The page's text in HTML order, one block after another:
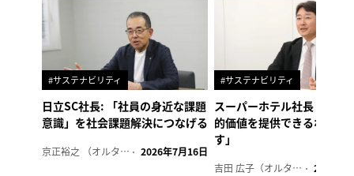
#サステナビリティ
日立SC社長: 「社員の身近な課題
意識」を社会課題解決につなげる
京正裕之 （オルタナ副編集長） 2026年7月16日
#サステナビリティ
スーパーホテル社長「地域
的価値を提供できるホテル
す」
吉田 広子（オルタナ輪番編集長） 2026年6